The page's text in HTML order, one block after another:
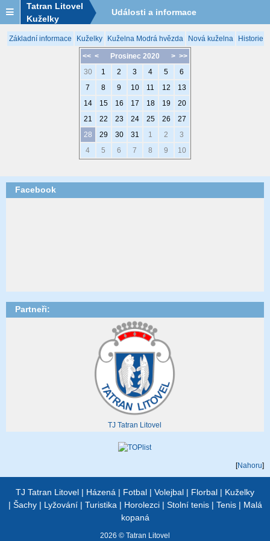
Tatran Litovel
Kuželky
Události a informace
Základní informace Kuželky Kuželna Modrá hvězda Nová kuželna Historie
<< < > >>
Prosinec 2020
30
1 2 3 4 5
6
7
8 9 10 11 12
13
14
15 16 17 18 19
20
21
22 23 24 25 26
27
28
29 30 31 1 2
3
4
5 6 7 8 9 10
Facebook
Partneři:
TJ Tatran Litovel
[Nahoru]
TJ Tatran Litovel | Házená | Fotbal | Volejbal | Florbal | Kuželky
| Šachy| Lyžování| Turistika | Horolezci| Stolní tenis| Tenis| Malá
kopaná
2026 © Tatran Litovel